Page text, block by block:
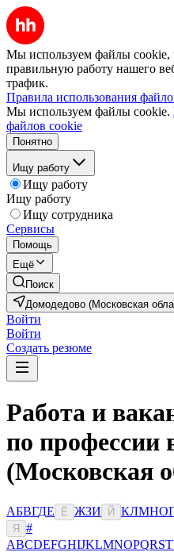
Мы используем файлы cookie,
правильную работу нашего
трафик.
Правила использования
Мы используем файлы cookie.
файлов cookie
Понятно
Ищу работу
Ищу работу
Ищу работу
Ищу сотрудника
Сервисы
Помощь
Ещё
Поиск
Домодедово (Московская
Войти
Войти
Создать резюме
Работа и
по профессии
(Московская
АБВГДЕ Ё ЖЗИ Й КЛМНО
Я
#
ABCDEFGHIJKLMNOPQRST